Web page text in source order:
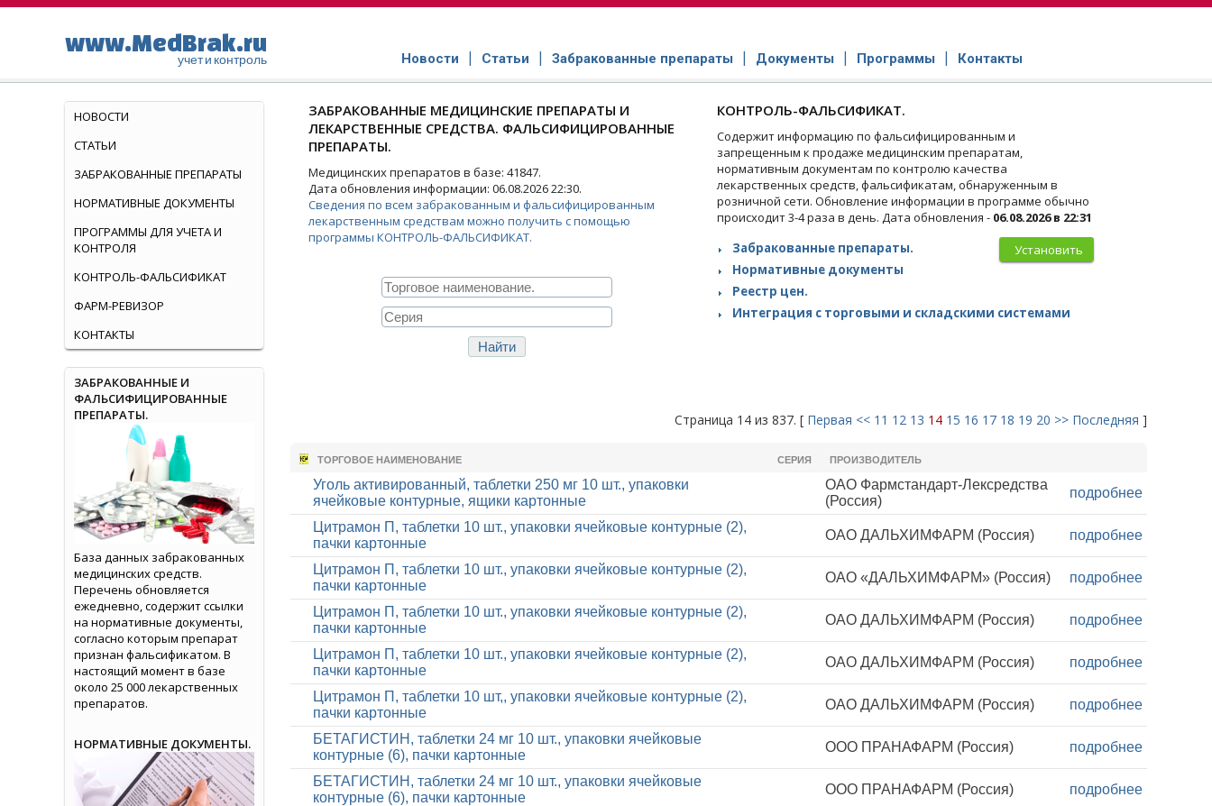
www.MedBrak.ru
учет и контроль Новости Статьи Забракованные препараты Документы Программы Контакты
ЗАБРАКОВАННЫЕ МЕДИЦИНСКИЕ ПРЕПАРАТЫ И
ЛЕКАРСТВЕННЫЕ СРЕДСТВА. ФАЛЬСИФИЦИРОВАННЫЕ
ПРЕПАРАТЫ.
Медицинских препаратов в базе: 41847.
Дата обновления информации: 06.08.2026 22:30.
Сведения по всем забракованным и фальсифицированным
лекарственным средствам можно получить с помощью
программы КОНТРОЛЬ-ФАЛЬСИФИКАТ.
КОНТРОЛЬ-ФАЛЬСИФИКАТ.
Содержит информацию по фальсифицированным и
запрещенным к продаже медицинским препаратам,
нормативным документам по контролю качества
лекарственных средств, фальсификатам, обнаруженным в
розничной сети. Обновление информации в программе обычно
происходит 3-4 раза в день. Дата обновления - 06.08.2026 в 22:31
Установить
Забракованные препараты.
Нормативные документы
Реестр цен.
Интеграция с торговыми и складскими системами
Страница 14 из 837. [ Первая << 11 12 13 14 15 16 17 18 19 20 >> Последняя ]
ТОРГОВОЕ НАИМЕНОВАНИЕ СЕРИЯ ПРОИЗВОДИТЕЛЬ
Уголь активированный, таблетки 250 мг 10 шт., упаковки
ячейковые контурные, ящики картонные
ОАО Фармстандарт-Лексредства
(Россия)
подробнее
Цитрамон П, таблетки 10 шт., упаковки ячейковые контурные (2),
пачки картонные
ОАО ДАЛЬХИМФАРМ (Россия) подробнее
Цитрамон П, таблетки 10 шт., упаковки ячейковые контурные (2),
пачки картонные
ОАО «ДАЛЬХИМФАРМ» (Россия) подробнее
Цитрамон П, таблетки 10 шт., упаковки ячейковые контурные (2),
пачки картонные
ОАО ДАЛЬХИМФАРМ (Россия) подробнее
Цитрамон П, таблетки 10 шт., упаковки ячейковые контурные (2),
пачки картонные
ОАО ДАЛЬХИМФАРМ (Россия) подробнее
Цитрамон П, таблетки 10 шт,, упаковки ячейковые контурные (2),
пачки картонные
ОАО ДАЛЬХИМФАРМ (Россия) подробнее
БЕТАГИСТИН, таблетки 24 мг 10 шт., упаковки ячейковые
контурные (6), пачки картонные
ООО ПРАНАФАРМ (Россия) подробнее
БЕТАГИСТИН, таблетки 24 мг 10 шт., упаковки ячейковые
контурные (6), пачки картонные
ООО ПРАНАФАРМ (Россия) подробнее
НОВОСТИ
СТАТЬИ
ЗАБРАКОВАННЫЕ ПРЕПАРАТЫ
НОРМАТИВНЫЕ ДОКУМЕНТЫ
ПРОГРАММЫ ДЛЯ УЧЕТА И
КОНТРОЛЯ
КОНТРОЛЬ-ФАЛЬСИФИКАТ
ФАРМ-РЕВИЗОР
КОНТАКТЫ
ЗАБРАКОВАННЫЕ И
ФАЛЬСИФИЦИРОВАННЫЕ
ПРЕПАРАТЫ.
База данных забракованных
медицинских средств.
Перечень обновляется
ежедневно, содержит ссылки
на нормативные документы,
согласно которым препарат
признан фальсификатом. В
настоящий момент в базе
около 25 000 лекарственных
препаратов.
НОРМАТИВНЫЕ ДОКУМЕНТЫ.